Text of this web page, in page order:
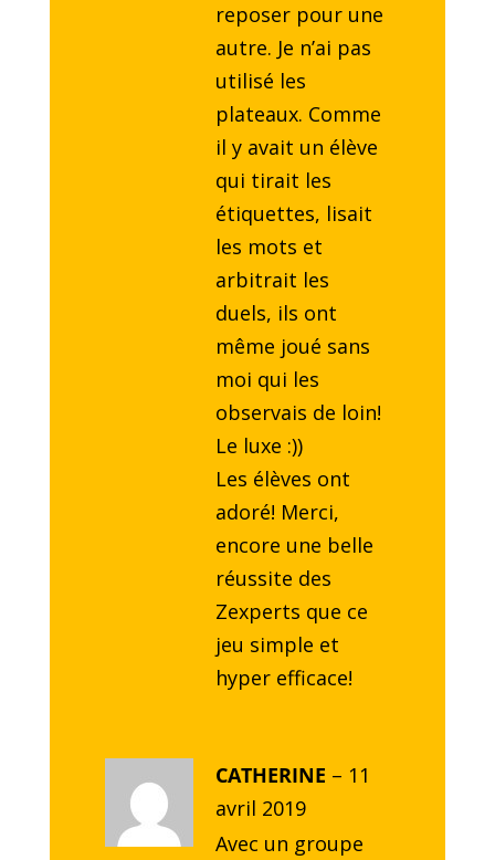
reposer pour une
autre. Je n’ai pas
utilisé les
plateaux. Comme
il y avait un élève
qui tirait les
étiquettes, lisait
les mots et
arbitrait les
duels, ils ont
même joué sans
moi qui les
observais de loin!
Le luxe :))
Les élèves ont
adoré! Merci,
encore une belle
réussite des
Zexperts que ce
jeu simple et
hyper efficace!
CATHERINE – 11
avril 2019
Avec un groupe